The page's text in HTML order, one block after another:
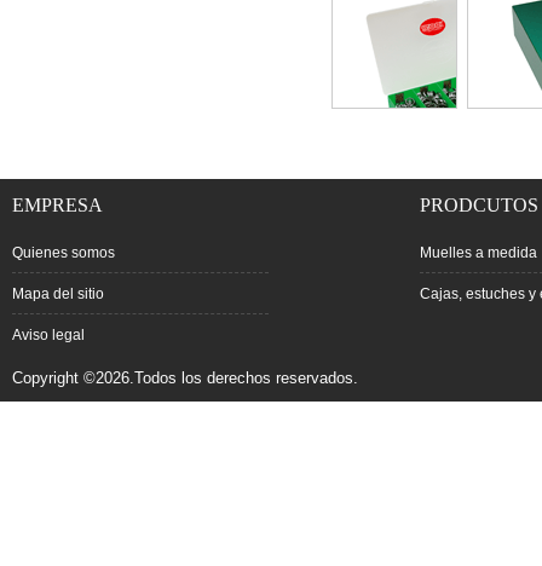
EMPRESA
Quienes somos
Mapa del sitio
Aviso legal
Copyright ©2026.Todos los derechos reservados.
PRODCUTOS
Muelles a medida
Cajas, estuches y